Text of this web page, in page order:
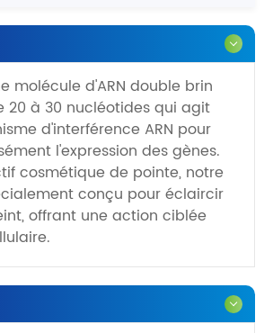
molécule d'ARN double brin
20 à 30 nucléotides qui agit
d'interférence ARN pour
l'expression des gènes.
cosmétique de pointe, notre
conçu pour éclaircir
offrant une action ciblée